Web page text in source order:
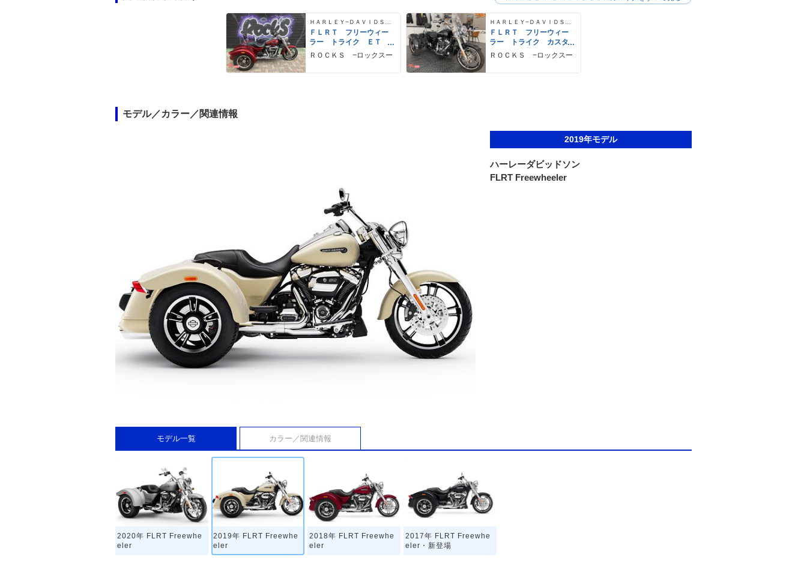
ＦＬＲＴ フリーウィー
ラー トライク ＥＴ
Ｃ バックレスト
ＲＯＣＫＳ −ロックスー
ＦＬＲＴ フリーウィー
ラー トライク カスタ
ム ＥＴＣ装備
ＲＯＣＫＳ −ロックスー
モデル／カラー／関連情報
2019年モデル
ハーレーダビッドソン
FLRT Freewheeler
モデル一覧 カラー／関連情報
2020年 FLRT Freewhe
eler
2019年 FLRT Freewhe
eler
2018年 FLRT Freewhe
eler
2017年 FLRT Freewhe
eler・新登場